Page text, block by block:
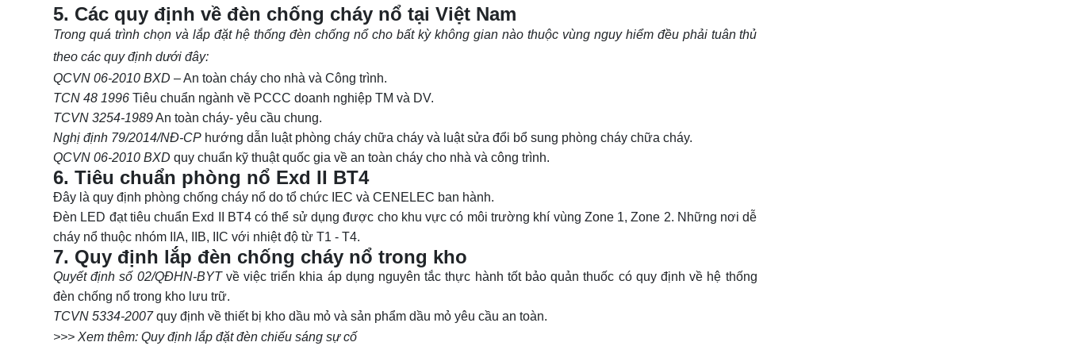
5. Các quy định về đèn chống cháy nổ tại Việt Nam
Trong quá trình chọn và lắp đặt hệ thống đèn chống nổ cho bất kỳ không gian nào thuộc vùng nguy hiểm đều phải tuân thủ
theo các quy định dưới đây:
QCVN 06-2010 BXD – An toàn cháy cho nhà và Công trình.
TCN 48 1996 Tiêu chuẩn ngành về PCCC doanh nghiệp TM và DV.
TCVN 3254-1989An toàn cháy- yêu cầu chung.
Nghị định 79/2014/NĐ-CP hướng dẫn luật phòng cháy chữa cháy và luật sửa đổi bổ sung phòng cháy chữa cháy.
QCVN 06-2010 BXD quy chuẩn kỹ thuật quốc gia về an toàn cháy cho nhà và công trình.
6. Tiêu chuẩn phòng nổ Exd II BT4
Đây là quy định phòng chống cháy nổ do tổ chức IEC và CENELEC ban hành.
Đèn LED đạt tiêu chuẩn Exd II BT4 có thể sử dụng được cho khu vực có môi trường khí vùng Zone 1, Zone 2. Những nơi dễ
cháy nổ thuộc nhóm IIA, IIB, IIC với nhiệt độ từ T1 - T4.
7. Quy định lắp đèn chống cháy nổ trong kho
Quyết định số 02/QĐHN-BYTvề việc triển khia áp dụng nguyên tắc thực hành tốt bảo quản thuốc có quy định về hệ thống
đèn chống nổ trong kho lưu trữ.
TCVN 5334-2007quy định về thiết bị kho dầu mỏ và sản phẩm dầu mỏ yêu cầu an toàn.
>>> Xem thêm: Quy định lắp đặt đèn chiếu sáng sự cố